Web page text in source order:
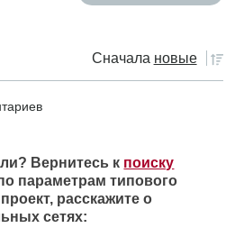
Сначала новые
Вернитесь к поиску
параметрам типового
расскажите о
сетях: